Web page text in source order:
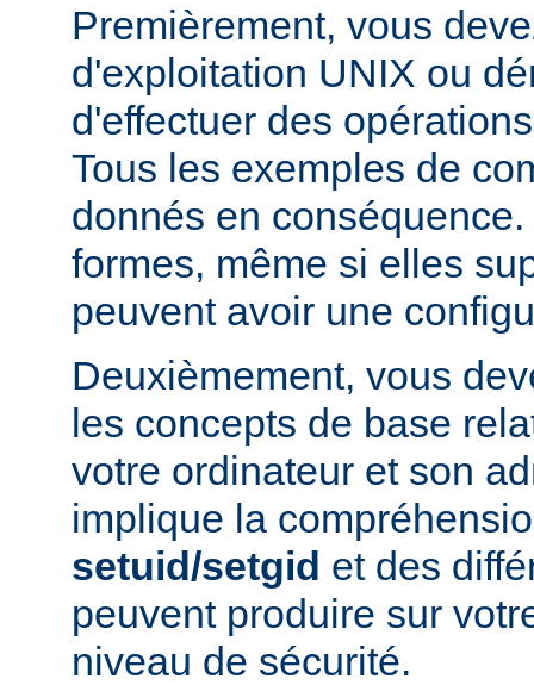
Premièrement, vous
d'exploitation UNIX ou
d'effectuer des
Tous les exemples de
donnés en
formes, même si elles
peuvent avoir une
Deuxièmement, vous
les concepts de base
votre ordinateur et son
implique la
setuid/setgid et des
peuvent produire sur
niveau de sécurité.